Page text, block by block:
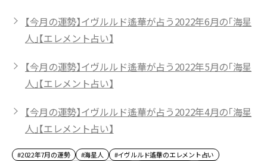
【今月の運勢】イヴルルド遙華が占う2022年6月の「海星
人」【エレメント占い】
【今月の運勢】イヴルルド遙華が占う2022年5月の「海星
人」【エレメント占い】
【今月の運勢】イヴルルド遙華が占う2022年4月の「海星
人」【エレメント占い】
#2022年7月の運勢 #海星人
#イヴルルド遙華のエレメント占い